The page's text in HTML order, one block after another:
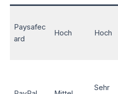
Paysafec
ard
Hoch Hoch
Sehr